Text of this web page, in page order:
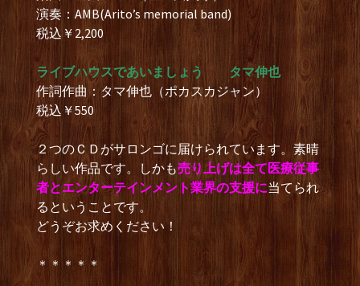
演奏：AMB(Arito’s memorial band)
税込￥2,200
ライブハウスであいましょう タマ伸也
作詞作曲：タマ伸也（ポカスカジャン）
税込￥550
２つのＣＤがサロンゴに届けられています。素晴
らしい作品です。しかも売り上げは全て医療従事
者とエンターテインメント業界の支援に当てられ
るということです。
どうぞお求めください！
＊＊＊＊＊